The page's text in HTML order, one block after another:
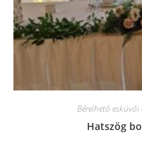
Bérelhető
Hatszög